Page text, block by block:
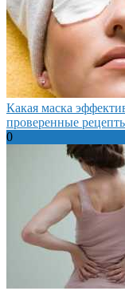
Какая маска
проверенные
0